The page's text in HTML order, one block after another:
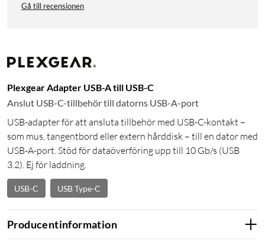
Gå till recensionen
Plexgear Adapter USB-A till USB-C
Anslut USB-C-tillbehör till datorns USB-A-port
USB-adapter för att ansluta tillbehör med USB-C-kontakt –
som mus, tangentbord eller extern hårddisk – till en dator med
USB-A-port. Stöd för dataöverföring upp till 10 Gb/s (USB
3.2). Ej för laddning.
USB-C USB Type-C
Producentinformation